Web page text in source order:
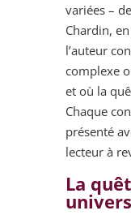
variées –
Chardin,
l’auteur
complexe
et où la
Chaque
présenté
lecteur à
La